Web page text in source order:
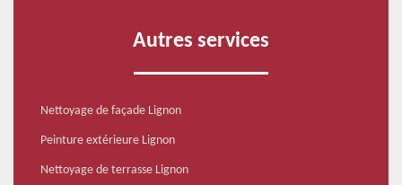
Autres services
Nettoyage de façade Lignon
Peinture extérieure Lignon
Nettoyage de terrasse Lignon